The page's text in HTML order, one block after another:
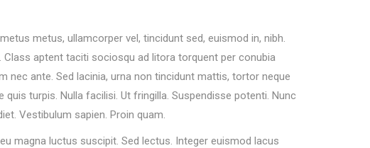
metus, ullamcorper vel, tincidunt sed, euismod in, nibh.
Class aptent taciti sociosqu ad litora torquent per conubia
nec ante. Sed lacinia, urna non tincidunt mattis, tortor neque
turpis. Nulla facilisi. Ut fringilla. Suspendisse potenti. Nunc
Vestibulum sapien. Proin quam.
magna luctus suscipit. Sed lectus. Integer euismod lacus